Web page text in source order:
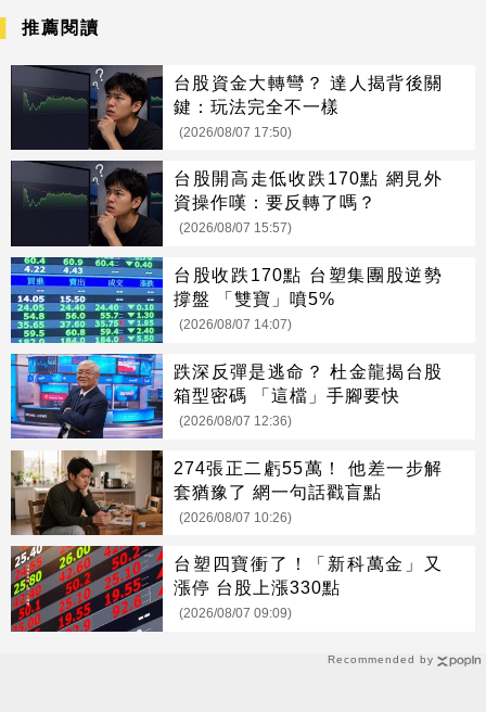
Recommended by
推薦閱讀
台股資金大轉彎？ 達人揭背後關
鍵：玩法完全不一樣
(2026/08/07 17:50)
台股開高走低收跌170點 網見外
資操作嘆：要反轉了嗎？
(2026/08/07 15:57)
台股收跌170點 台塑集團股逆勢
撐盤 「雙寶」噴5%
(2026/08/07 14:07)
跌深反彈是逃命？ 杜金龍揭台股
箱型密碼 「這檔」手腳要快
(2026/08/07 12:36)
274張正二虧55萬！ 他差一步解
套猶豫了 網一句話戳盲點
(2026/08/07 10:26)
台塑四寶衝了！「新科萬金」又
漲停 台股上漲330點
(2026/08/07 09:09)